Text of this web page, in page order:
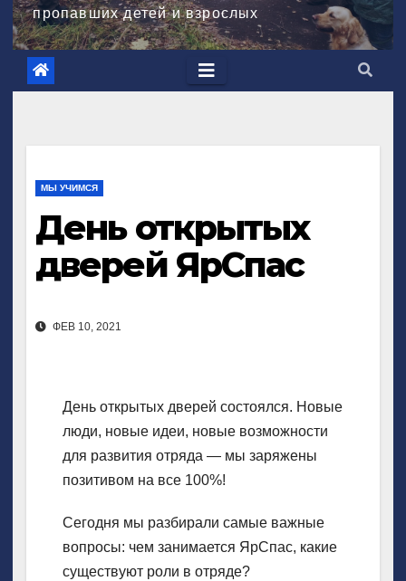
пропавших детей и взрослых
МЫ УЧИМСЯ
День открытых
дверей ЯрСпас
ФЕВ 10, 2021
День открытых дверей состоялся. Новые
люди, новые идеи, новые возможности
для развития отряда — мы заряжены
позитивом на все 100%!
Сегодня мы разбирали самые важные
вопросы: чем занимается ЯрСпас, какие
существуют роли в отряде?